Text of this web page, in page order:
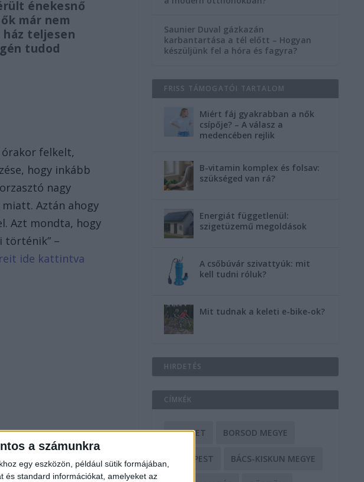
a számunkra
egy eszközön, például sütik formájában,
és standard információkat, amelyeket az
énekesnő
már nem
ház teljesen
tudod
órakor felkelt,
hogy inkább
nagy
Aztán ahogy
Azt mondta, hogy
történik” –
ide kattintva
Saunier Duval gázkazán
karbantartása a tél előtt – Hogyan
készüljünk fel a hóra és fagyra?
FRISS TÁMOGATÓI TARTALOM
Miért fáj gyakrabban a nők
csípője? – A válasz a
medencében rejlik
B-vitamin komplex és folsav:
szükséged van rá?
Energiát függetlenül:
szigetüzemű megoldások
A csőbúvár szivattyúk: mit
kell tudni róluk?
Mit tudnak a keleti e-bike-ok?
HIRDETÉS
CÍMKÉK
BALESET BORSOD MEGYE
BUDAPEST BÁCS-KISKUN MEGYE